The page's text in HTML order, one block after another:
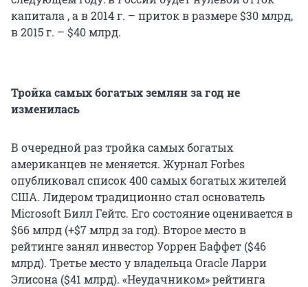
капитала , а в 2014 г. – приток в размере $30 млрд,
в 2015 г. – $40 млрд.
Тройка самых богатых землян за год не
изменилась
В очередной раз тройка самых богатых
американцев не меняется. Журнал Forbes
опубликовал список 400 самых богатых жителей
США. Лидером традиционно стал основатель
Microsoft Билл Гейтс. Его состояние оценивается в
$66 млрд (+$7 млрд за год). Второе место в
рейтинге занял инвестор Уоррен Баффет ($46
млрд). Третье место у владельца Oracle Ларри
Элисона ($41 млрд). «Неудачником» рейтинга